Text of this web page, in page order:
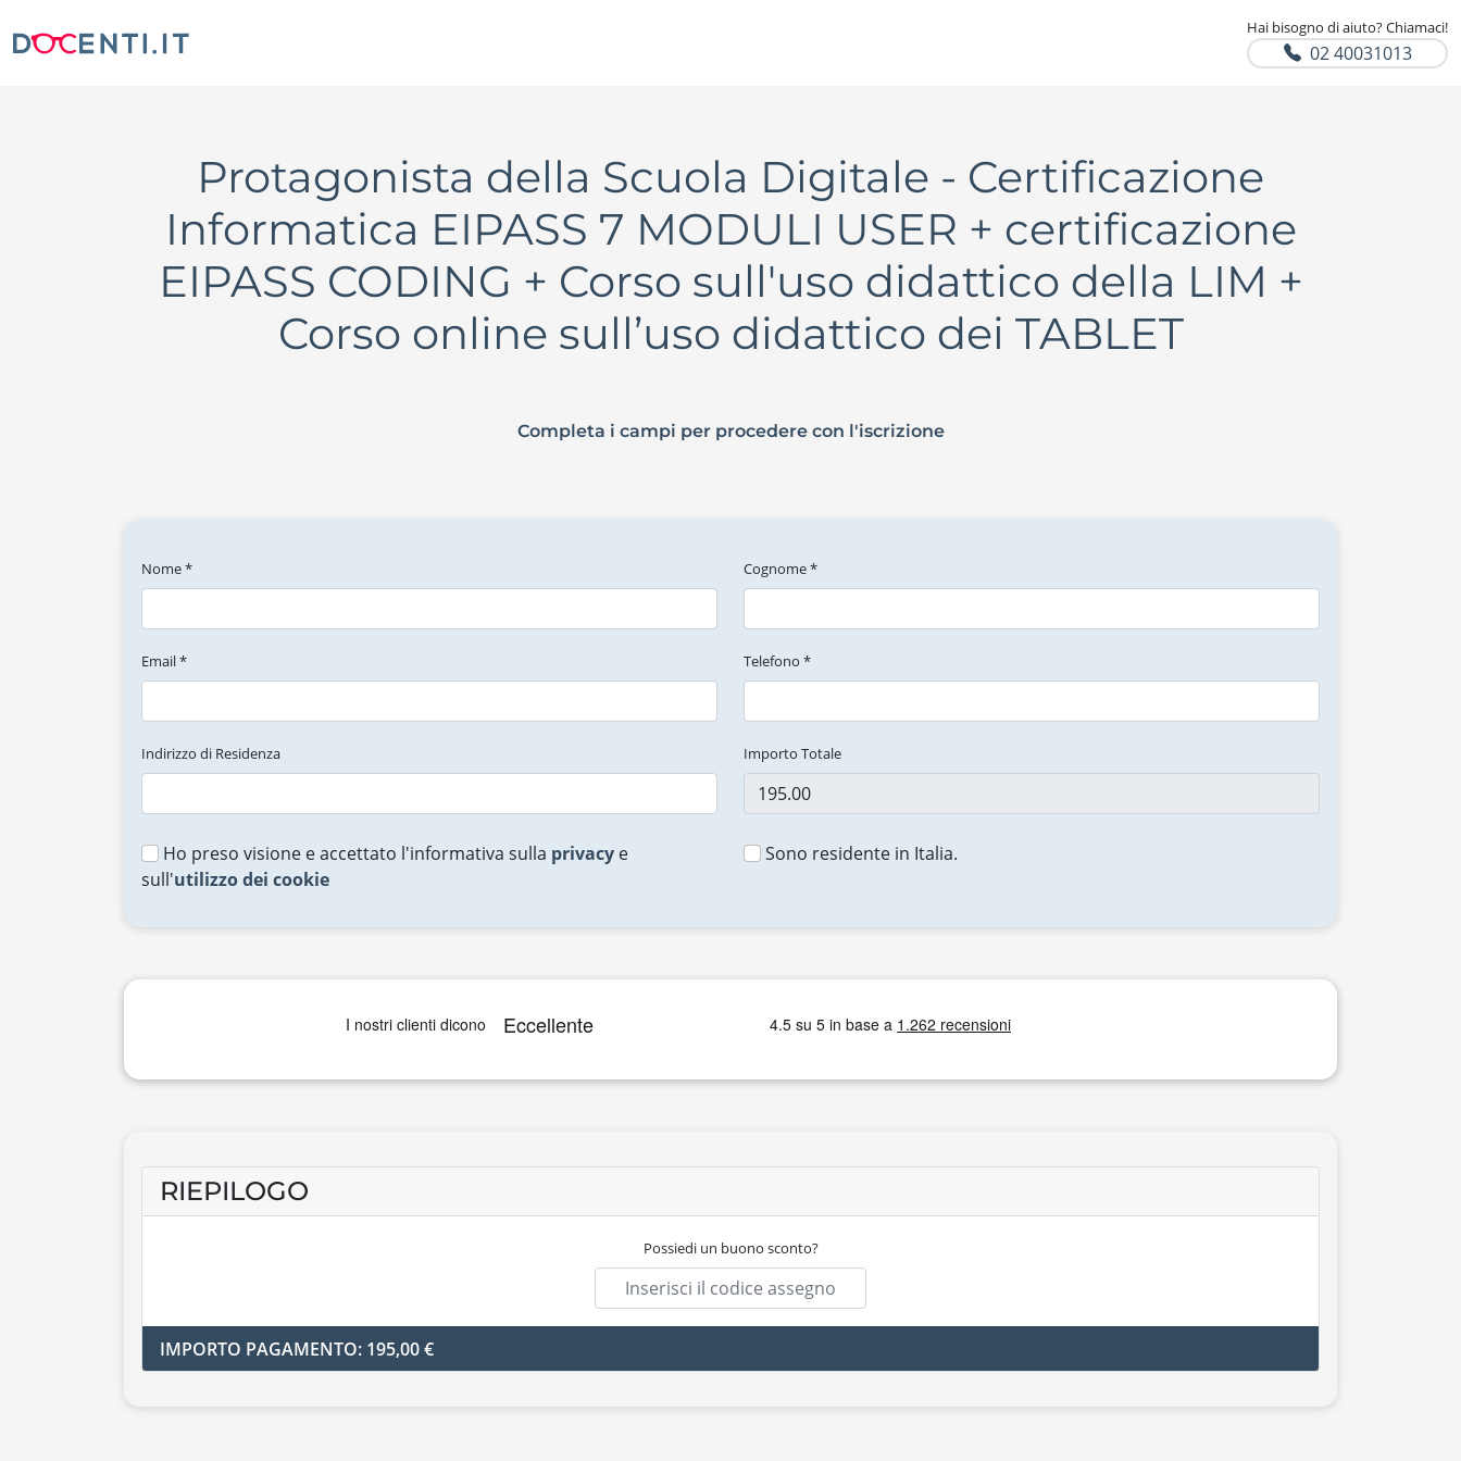
Hai bisogno di aiuto? Chiamaci!
02 40031013
Protagonista della Scuola Digitale - Certificazione
Informatica EIPASS 7 MODULI USER + certificazione
EIPASS CODING + Corso sull'uso didattico della LIM +
Corso online sull’uso didattico dei TABLET
Completa i campi per procedere con l'iscrizione
Nome * Cognome *
Email * Telefono *
Indirizzo di Residenza Importo Totale
Ho preso visione e accettato l'informativa sulla privacy e
sull'utilizzo dei cookie
Sono residente in Italia.
RIEPILOGO
Possiedi un buono sconto?
IMPORTO PAGAMENTO: 195,00 €